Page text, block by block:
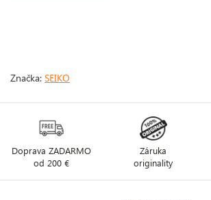
Značka: SEIKO
Doprava ZADARMO
od 200 €
Záruka
originality